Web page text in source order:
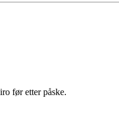
før etter påske.